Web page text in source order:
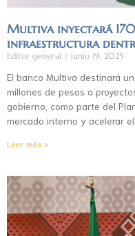
Multiva inyectará
infraestructura
Editor general junio 19, 2025
El banco Multiva destinará
millones de pesos a
gobierno, como parte del
mercado interno y acelerar
Leer más »